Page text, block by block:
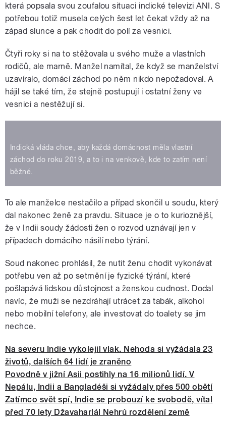
která popsala svou zoufalou situaci indické televizi ANI. S
potřebou totiž musela celých šest let čekat vždy až na
západ slunce a pak chodit do polí za vesnici.
Čtyři roky si na to stěžovala u svého muže a vlastních
rodičů, ale marně. Manžel namítal, že když se manželství
uzavíralo, domácí záchod po něm nikdo nepožadoval. A
hájil se také tím, že stejně postupují i ostatní ženy ve
vesnici a nestěžují si.
Indická vláda chce, aby každá domácnost měla vlastní
záchod do roku 2019, a to i na venkově, kde to zatím není
běžné.
To ale manželce nestačilo a případ skončil u soudu, který
dal nakonec ženě za pravdu. Situace je o to kurioznější,
že v Indii soudy žádosti žen o rozvod uznávají jen v
případech domácího násilí nebo týrání.
Soud nakonec prohlásil, že nutit ženu chodit vykonávat
potřebu ven až po setmění je fyzické týrání, které
pošlapává lidskou důstojnost a ženskou cudnost. Dodal
navíc, že muži se nezdráhají utrácet za tabák, alkohol
nebo mobilní telefony, ale investovat do toalety se jim
nechce.
Na severu Indie vykolejil vlak. Nehoda si vyžádala 23
životů, dalších 64 lidí je zraněno
Povodně v jižní Asii postihly na 16 milionů lidí. V
Nepálu, Indii a Bangladéši si vyžádaly přes 500 obětí
Zatímco svět spí, Indie se probouzí ke svobodě, vítal
před 70 lety Džavaharlál Nehrú rozdělení země